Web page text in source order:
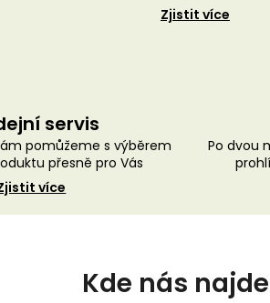
Zjistit více
servis
pomůžeme s výběrem
přesně pro Vás
více
Po dvou
Kde nás